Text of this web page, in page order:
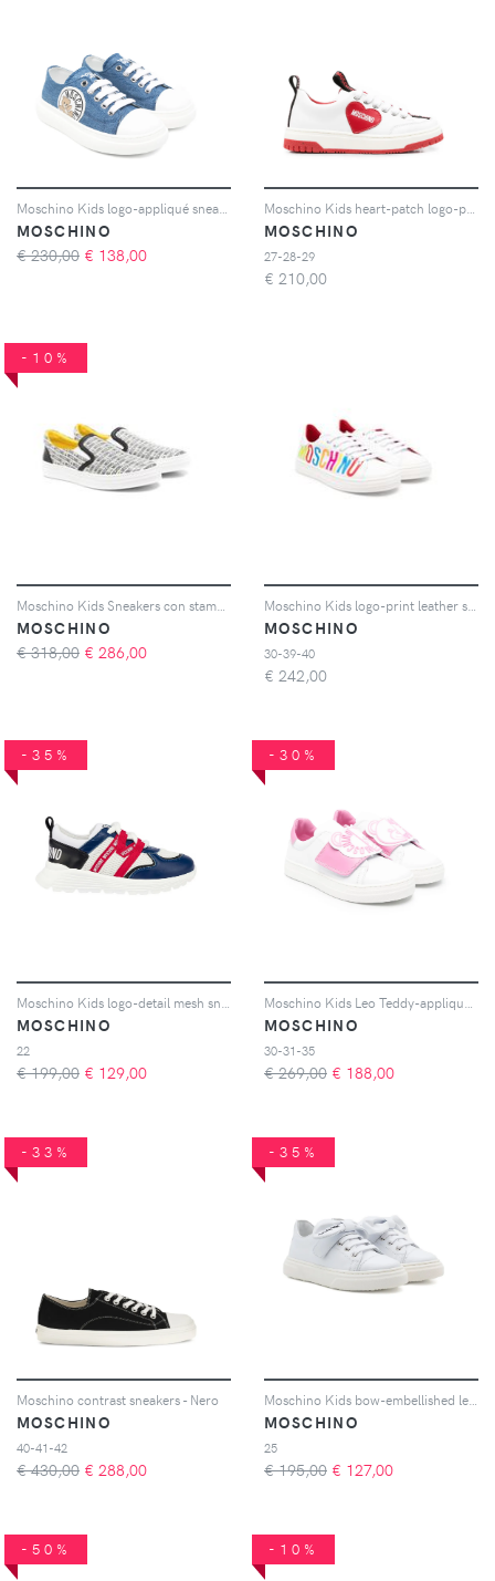
MOSCHINO
€ 230,00 € 138,00
MOSCHINO
27-28-29
€ 210,00
-10%
MOSCHINO
€ 318,00 € 286,00
MOSCHINO
30-39-40
€ 242,00
-35%
MOSCHINO
22
€ 199,00 € 129,00
-30%
MOSCHINO
30-31-35
€ 269,00 € 188,00
-33%
Moschino contrast sneakers - Nero
MOSCHINO
40-41-42
€ 430,00 € 288,00
-35%
MOSCHINO
25
€ 195,00 € 127,00
-50% -10%